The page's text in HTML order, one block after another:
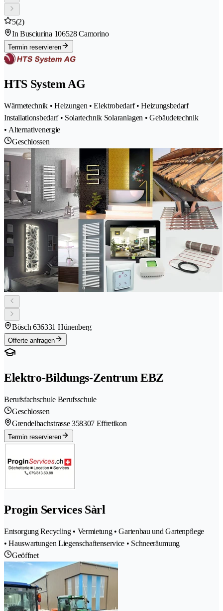
5(2)
In Busciurina 106528 Camorino
Termin reservieren
HTS System AG
Wärmetechnik • Heizungen • Elektrobedarf • Heizungsbedarf
Installationsbedarf • Solartechnik Solaranlagen • Gebäudetechnik
• Alternativenergie
Geschlossen
Bösch 636331 Hünenberg
Offerte anfragen
Elektro-Bildungs-Zentrum EBZ
Berufsfachschule Berufsschule
Geschlossen
Grendelbachstrasse 358307 Effretikon
Termin reservieren
Progin Services Sàrl
Entsorgung Recycling • Vermietung • Gartenbau und Gartenpflege
• Hauswartungen Liegenschaftenservice • Schneeräumung
Geöffnet